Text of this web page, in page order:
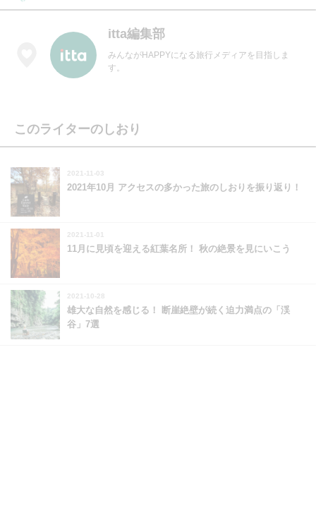
itta編集部
みんながHAPPYになる旅行メディアを目指しま
す。
このライターのしおり
2021-11-03
2021年10月 アクセスの多かった旅のしおりを振り返り！
2021-11-01
11月に見頃を迎える紅葉名所！ 秋の絶景を見にいこう
2021-10-28
雄大な自然を感じる！ 断崖絶壁が続く迫力満点の「渓
谷」7選